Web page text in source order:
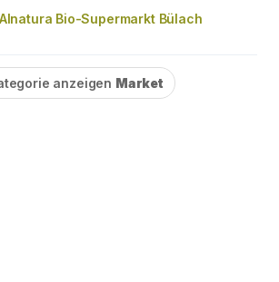
Bio-Supermarkt Bülach
anzeigen Market